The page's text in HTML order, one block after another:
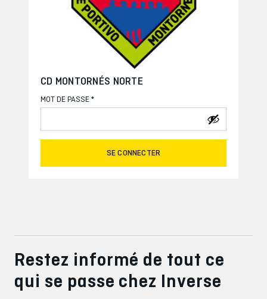
CD MONTORNÉS NORTE
MOT DE PASSE *
SE CONNECTER
Restez informé de tout ce
qui se passe chez Inverse